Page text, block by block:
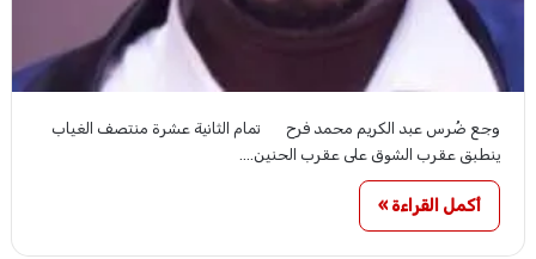
وجع ضُرس عبد الكريم محمد فرح تمام الثانية عشرة منتصف الغياب
ينطبق عقرب الشوق على عقرب الحنين.…
أكمل القراءة »